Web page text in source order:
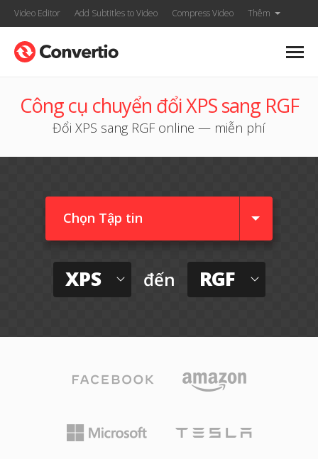
Video Editor Add Subtitles to Video Compress Video Thêm
Công cụ chuyển đổi XPS sang RGF
Đổi XPS sang RGF online — miễn phí
Chọn Tập tin
XPS đến RGF